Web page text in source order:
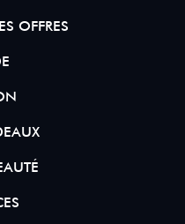
OFFRES